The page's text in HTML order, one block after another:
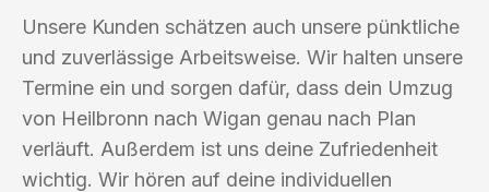
Unsere Kunden schätzen auch unsere pünktliche
und zuverlässige Arbeitsweise. Wir halten unsere
Termine ein und sorgen dafür, dass dein Umzug
von Heilbronn nach Wigan genau nach Plan
verläuft. Außerdem ist uns deine Zufriedenheit
wichtig. Wir hören auf deine individuellen